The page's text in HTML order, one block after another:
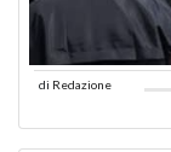
di Redazione